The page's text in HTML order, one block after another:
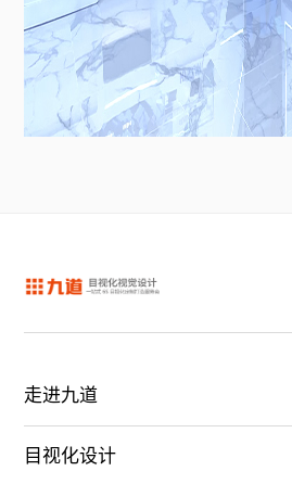
走进九道
目视化设计